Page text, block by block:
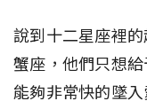
說到十二星座裡
蟹座，他們只想
能夠非常快的墜